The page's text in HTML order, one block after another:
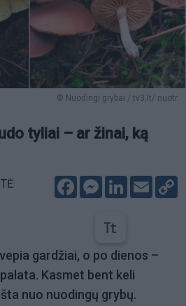
© Nuodingi grybai / tv3.lt/ nuotr.
tyliai – ar žinai, ką
FacebookMessenger
LinkedIn
Email
gardžiai, o po dienos –
Kasmet bent keli
nuo nuodingų grybų.